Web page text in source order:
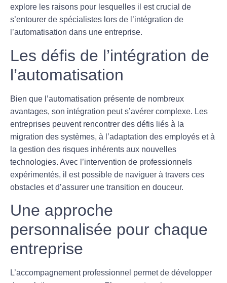
explore les raisons pour lesquelles il est crucial de
s’entourer de spécialistes lors de l’intégration de
l’automatisation dans une entreprise.
Les défis de l’intégration de
l’automatisation
Bien que l’automatisation présente de nombreux
avantages, son intégration peut s’avérer complexe. Les
entreprises peuvent rencontrer des défis liés à la
migration des systèmes, à l’adaptation des employés et à
la gestion des risques inhérents aux nouvelles
technologies. Avec l’intervention de professionnels
expérimentés, il est possible de naviguer à travers ces
obstacles et d’assurer une transition en douceur.
Une approche
personnalisée pour chaque
entreprise
L’accompagnement professionnel permet de développer